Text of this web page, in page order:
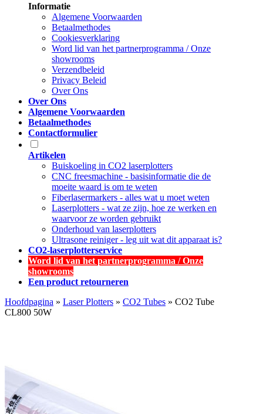
Informatie
Algemene Voorwaarden
Betaalmethodes
Cookiesverklaring
Word lid van het partnerprogramma / Onze
showrooms
Verzendbeleid
Privacy Beleid
Over Ons
Over Ons
Algemene Voorwaarden
Betaalmethodes
Contactformulier
Artikelen
Buiskoeling in CO2 laserplotters
CNC freesmachine - basisinformatie die de
moeite waard is om te weten
Fiberlasermarkers - alles wat u moet weten
Laserplotters - wat ze zijn, hoe ze werken en
waarvoor ze worden gebruikt
Onderhoud van laserplotters
Ultrasone reiniger - leg uit wat dit apparaat is?
CO2-laserplotterservice
Word lid van het partnerprogramma / Onze
showrooms
Een product retourneren
Hoofdpagina » Laser Plotters » CO2 Tubes » CO2 Tube
CL800 50W